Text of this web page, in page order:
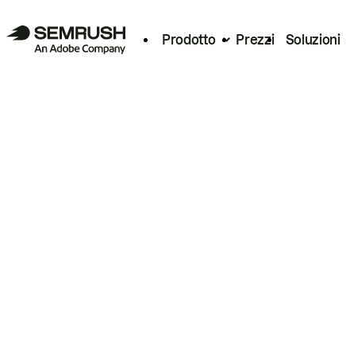
Prodotto Prezzi Soluzioni